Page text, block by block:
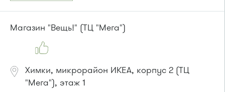
Маршрутка № 128, 409м, 431м, 476м, 720м, 900, 903
или до остановки
Автобусы № 2, 3, 8, 11, 19, 21, 29.
Маршрутка № 408м, 419м
Магазин "Вещь!" (ТЦ "Мега")
Химки, микрорайон ИКЕА, корпус 2 (ТЦ
"Мега"), этаж 1